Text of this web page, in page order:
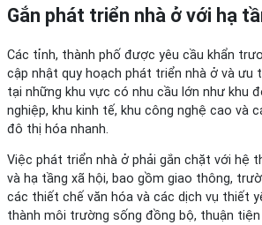
Gắn phát triển nhà ở với hạ
Các tỉnh, thành phố được yêu cầu khẩn
cập nhật quy hoạch phát triển nhà ở và ưu
tại những khu vực có nhu cầu lớn như khu
nghiệp, khu kinh tế, khu công nghệ cao và
đô thị hóa nhanh.
Việc phát triển nhà ở phải gắn chặt với hệ
và hạ tầng xã hội, bao gồm giao thông,
các thiết chế văn hóa và các dịch vụ thiết
thành môi trường sống đồng bộ, thuận